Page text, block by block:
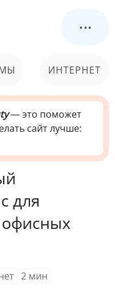
...
ИНТЕРНЕТ
СИСТЕМА
— это поможет
сайт лучше:
для
2 мин